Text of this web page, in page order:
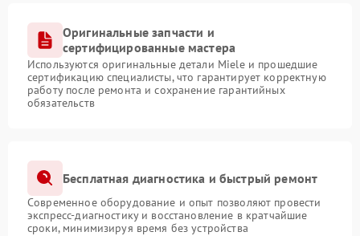
Оригинальные запчасти и
сертифицированные мастера
Используются оригинальные детали Miele и прошедшие
сертификацию специалисты, что гарантирует корректную
работу после ремонта и сохранение гарантийных
обязательств
Бесплатная диагностика и быстрый ремонт
Современное оборудование и опыт позволяют провести
экспресс-диагностику и восстановление в кратчайшие
сроки, минимизируя время без устройства